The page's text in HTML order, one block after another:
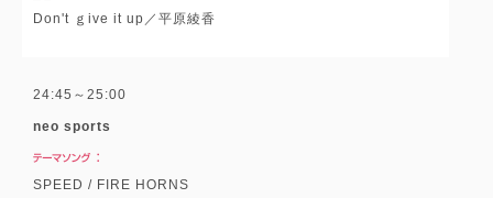
Don't ｇive it up／平原綾香
24:45～25:00
neo sports
SPEED / FIRE HORNS